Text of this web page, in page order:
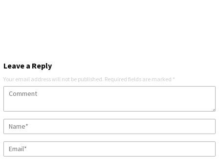
Leave a Reply
Your email address will not be published. Required fields are marked *